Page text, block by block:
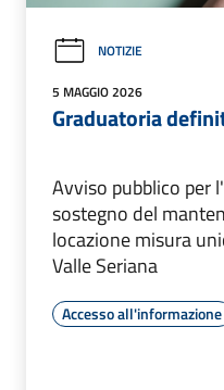
NOTIZIE
5 MAGGIO 2026
Graduatoria
Avviso pubblico per
sostegno del
locazione misura
Valle Seriana
Accesso all'informazione